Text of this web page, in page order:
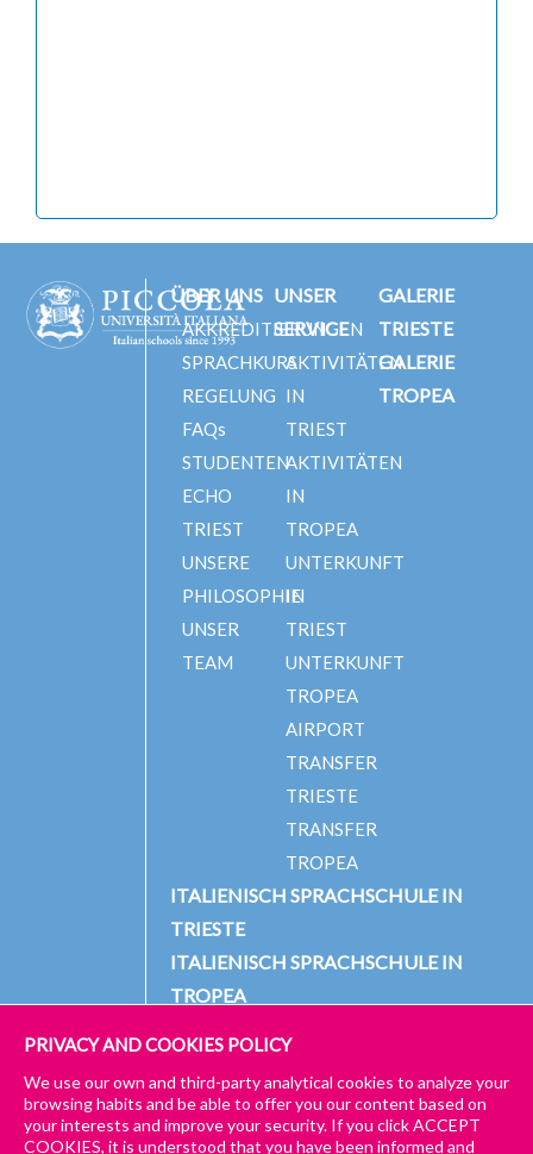
ÜBER UNS
AKKREDITIERUNGEN
SPRACHKURS
REGELUNG
FAQs
STUDENTEN
ECHO
TRIEST
UNSERE
PHILOSOPHIE
UNSER
TEAM
UNSER
SERVICE
AKTIVITÄTEN
IN
TRIEST
AKTIVITÄTEN
IN
TROPEA
UNTERKUNFT
IN
TRIEST
UNTERKUNFT
TROPEA
AIRPORT
TRANSFER
TRIESTE
TRANSFER
TROPEA
GALERIE
TRIESTE
GALERIE
TROPEA
ITALIENISCH SPRACHSCHULE IN
TRIESTE
ITALIENISCH SPRACHSCHULE IN
TROPEA
© 2024 PICCOLA UNIVERSITÀ ITALIANA IMPRESSUM
ALLGEMEINE GESCHÄFTS- UND DATENSCHUTZBESTIMMUNGEN
PRIVACY AND COOKIES POLICY
We use our own and third-party analytical cookies to analyze your
browsing habits and be able to offer you our content based on
your interests and improve your security. If you click ACCEPT
COOKIES, it is understood that you have been informed and